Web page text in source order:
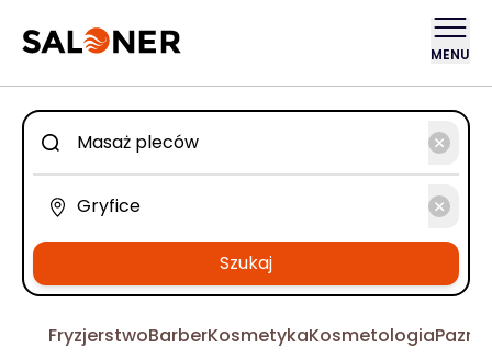
MENU
Szukaj
FryzjerstwoBarberKosmetykaKosmetologia